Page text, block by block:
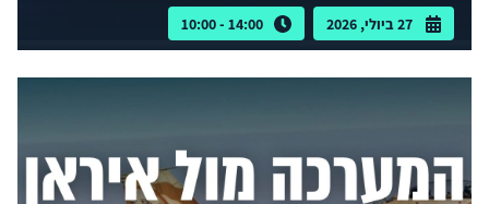
27 ביולי, 2026 14:00 - 10:00